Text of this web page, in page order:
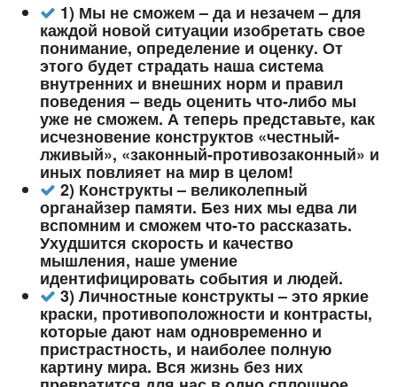
1) Мы не сможем – да и незачем – для
каждой новой ситуации изобретать свое
понимание, определение и оценку. От
этого будет страдать наша система
внутренних и внешних норм и правил
поведения – ведь оценить что-либо мы
уже не сможем. А теперь представьте, как
исчезновение конструктов «честный-
лживый», «законный-противозаконный» и
иных повлияет на мир в целом!
2) Конструкты – великолепный
органайзер памяти. Без них мы едва ли
вспомним и сможем что-то рассказать.
Ухудшится скорость и качество
мышления, наше умение
идентифицировать события и людей.
3) Личностные конструкты – это яркие
краски, противоположности и контрасты,
которые дают нам одновременно и
пристрастность, и наиболее полную
картину мира. Вся жизнь без них